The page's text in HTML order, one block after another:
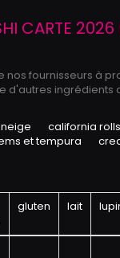
CARTE
fournisseurs à
california rolls
et tempura
gluten lait